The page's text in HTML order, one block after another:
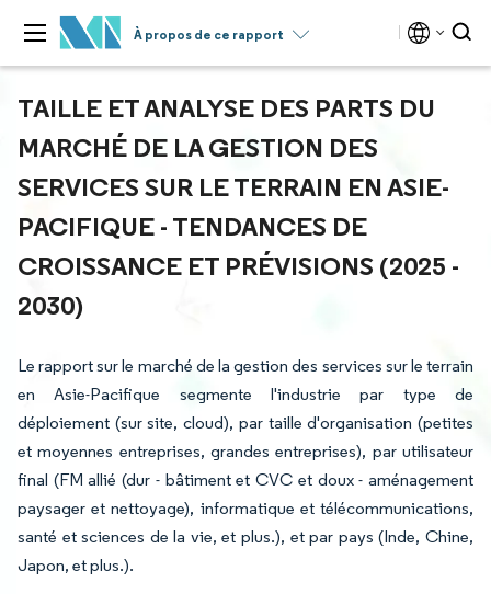
À propos de ce rapport
TAILLE ET ANALYSE DES PARTS DU
MARCHÉ DE LA GESTION DES
SERVICES SUR LE TERRAIN EN ASIE-
PACIFIQUE - TENDANCES DE
CROISSANCE ET PRÉVISIONS (2025 -
2030)
Le rapport sur le marché de la gestion des services sur le terrain
en Asie-Pacifique segmente l'industrie par type de
déploiement (sur site, cloud), par taille d'organisation (petites
et moyennes entreprises, grandes entreprises), par utilisateur
final (FM allié (dur - bâtiment et CVC et doux - aménagement
paysager et nettoyage), informatique et télécommunications,
santé et sciences de la vie, et plus.), et par pays (Inde, Chine,
Japon, et plus.).